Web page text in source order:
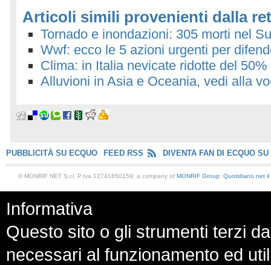
Articoli simili provenienti dalla
Tornado e inondazioni: 305 morti nel
Wwf: ecco le 5 azioni urgenti per
Clima: in Italia nevicate ridotte del 50%
Alluvioni in Asia e Oceania, vedi alla
PUBBLICITÀ SU ECQUO FEED RSS DIVENTA FAN DI ECQUO SU
© MONRIF NET S.r.l. P.Iva 12741650159, a company of MONRIF Group: Quotidiano.net il
Informativa
Questo sito o gli strumenti terzi
necessari al funzionamento ed